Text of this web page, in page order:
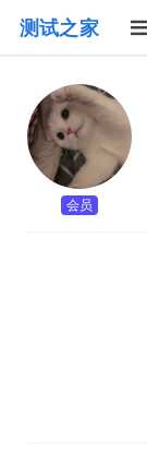
测试之家
会员